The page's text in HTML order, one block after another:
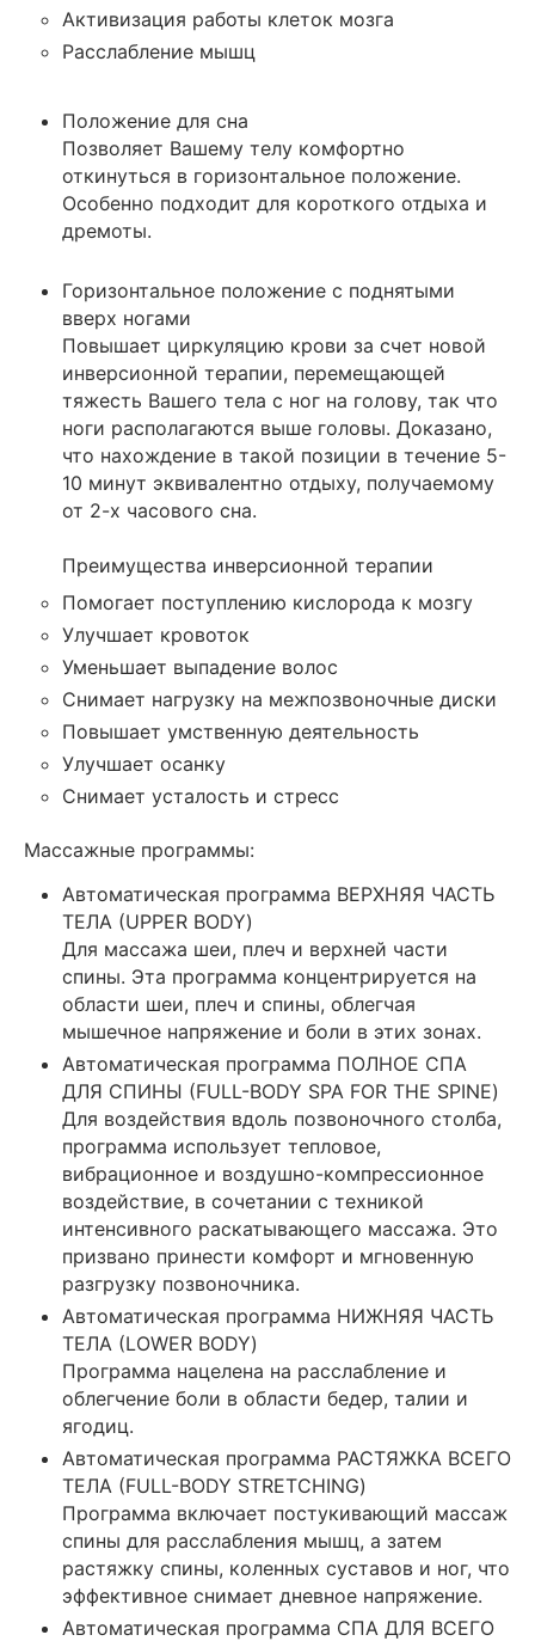
Активизация работы клеток мозга
Расслабление мышц
Положение для сна
Позволяет Вашему телу комфортно
откинуться в горизонтальное положение.
Особенно подходит для короткого отдыха и
дремоты.
Горизонтальное положение с поднятыми
вверх ногами
Повышает циркуляцию крови за счет новой
инверсионной терапии, перемещающей
тяжесть Вашего тела с ног на голову, так что
ноги располагаются выше головы. Доказано,
что нахождение в такой позиции в течение 5-
10 минут эквивалентно отдыху, получаемому
от 2-х часового сна.
Преимущества инверсионной терапии
Помогает поступлению кислорода к мозгу
Улучшает кровоток
Уменьшает выпадение волос
Снимает нагрузку на межпозвоночные диски
Повышает умственную деятельность
Улучшает осанку
Снимает усталость и стресс
Массажные программы:
Автоматическая программа ВЕРХНЯЯ ЧАСТЬ
ТЕЛА (UPPER BODY)
Для массажа шеи, плеч и верхней части
спины. Эта программа концентрируется на
области шеи, плеч и спины, облегчая
мышечное напряжение и боли в этих зонах.
Автоматическая программа ПОЛНОЕ СПА
ДЛЯ СПИНЫ (FULL-BODY SPA FOR THE SPINE)
Для воздействия вдоль позвоночного столба,
программа использует тепловое,
вибрационное и воздушно-компрессионное
воздействие, в сочетании с техникой
интенсивного раскатывающего массажа. Это
призвано принести комфорт и мгновенную
разгрузку позвоночника.
Автоматическая программа НИЖНЯЯ ЧАСТЬ
ТЕЛА (LOWER BODY)
Программа нацелена на расслабление и
облегчение боли в области бедер, талии и
ягодиц.
Автоматическая программа РАСТЯЖКА ВСЕГО
ТЕЛА (FULL-BODY STRETCHING)
Программа включает постукивающий массаж
спины для расслабления мышц, а затем
растяжку спины, коленных суставов и ног, что
эффективное снимает дневное напряжение.
Автоматическая программа СПА ДЛЯ ВСЕГО